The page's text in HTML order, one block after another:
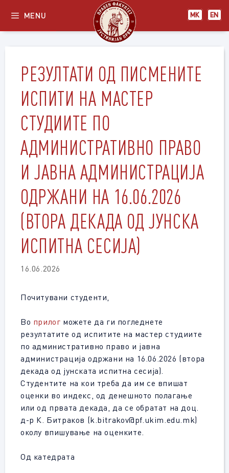
content
МК EN
MENU
РЕЗУЛТАТИ ОД ПИСМЕНИТЕ
ИСПИТИ НА МАСТЕР
СТУДИИТЕ ПО
АДМИНИСТРАТИВНО ПРАВО
И ЈАВНА АДМИНИСТРАЦИЈА
ОДРЖАНИ НА 16.06.2026
(ВТОРА ДЕКАДА ОД ЈУНСКА
ИСПИТНА СЕСИЈА)
16.06.2026
Почитувани студенти,
Во прилог можете да ги погледнете
резултатите од испитите на мастер студиите
по административно право и јавна
администрација одржани на 16.06.2026 (втора
декада од јунската испитна сесија).
Студентите на кои треба да им се впишат
оценки во индекс, од денешното полагање
или од првата декада, да се обратат на доц.
д-р К. Битраков (k.bitrakov@pf.ukim.edu.mk)
околу впишување на оценките.
Од катедрата